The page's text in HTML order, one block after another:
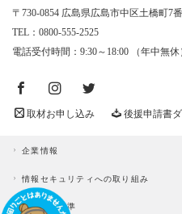
〒730-0854 広島県広島市中区土橋町7
TEL：0800-555-2525
電話受付時間：9:30～18:00 （年中無休
取材お申し込み 後援申請書
企業情報
情報セキュリティへの取り組み
放送番組基準